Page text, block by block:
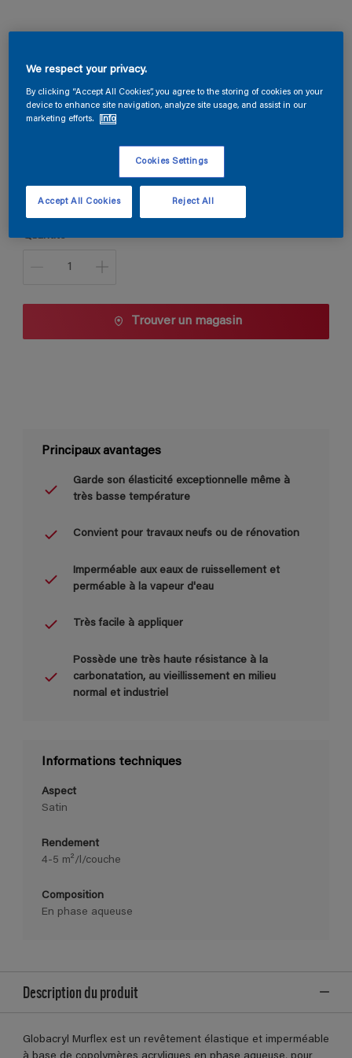
A3.03.82
10 L
Quantité
Trouver un magasin
Principaux avantages
Garde son élasticité exceptionnelle même à
très basse température
Convient pour travaux neufs ou de rénovation
Imperméable aux eaux de ruissellement et
perméable à la vapeur d'eau
Très facile à appliquer
Possède une très haute résistance à la
carbonatation, au vieillissement en milieu
normal et industriel
Informations techniques
Aspect
Satin
Rendement
4-5 m²/l/couche
Composition
En phase aqueuse
Description du produit
Globacryl Murflex est un revêtement élastique et imperméable
We respect your privacy.
By clicking “Accept All Cookies”, you agree to the storing of cookies on your
device to enhance site navigation, analyze site usage, and assist in our
marketing efforts.
Info
Cookies Settings
Reject All
Accept All Cookies